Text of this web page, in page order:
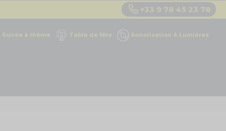
+33 9 78 45 23 78
Soirée à thème Table de fête Sonorisation & Lumières